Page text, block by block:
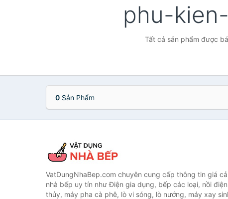
phu-
Tất cả sản phẩm được
0 Sản Phẩm
VatDungNhaBep.com chuyên cung cấp thông tin giá
nhà bếp uy tín như Điện gia dụng, bếp các loại, nồi
thủy, máy pha cà phê, lò vi sóng, lò nướng, máy xay